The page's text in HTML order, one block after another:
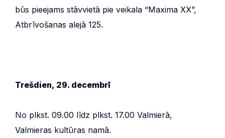
būs pieejams stāvvietā pie veikala “Maxima XX”,
Atbrīvošanas alejā 125.
Trešdien, 29. decembrī
No plkst. 09.00 līdz plkst. 17.00 Valmierā,
Valmieras kultūras namā.